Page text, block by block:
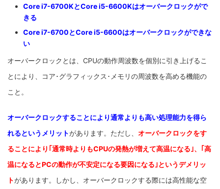
Core i7-6700KとCore i5-6600Kはオーバークロックがで
きる
Core i7-6700とCore i5-6600はオーバークロックができな
い
オーバークロックとは、CPUの動作周波数を個別に引き上げるこ
とにより、コア･グラフィックス･メモリの周波数を高める機能の
こと。
オーバークロックすることにより通常よりも高い処理能力を得ら
れるというメリットがあります。ただし、 オーバークロックをす
ることにより｢通常時よりもCPUの発熱が増えて高温になる｣、｢高
温になるとPCの動作が不安定になる要因になる｣というデメリッ
トがあります。しかし、オーバークロックする際には高性能な空